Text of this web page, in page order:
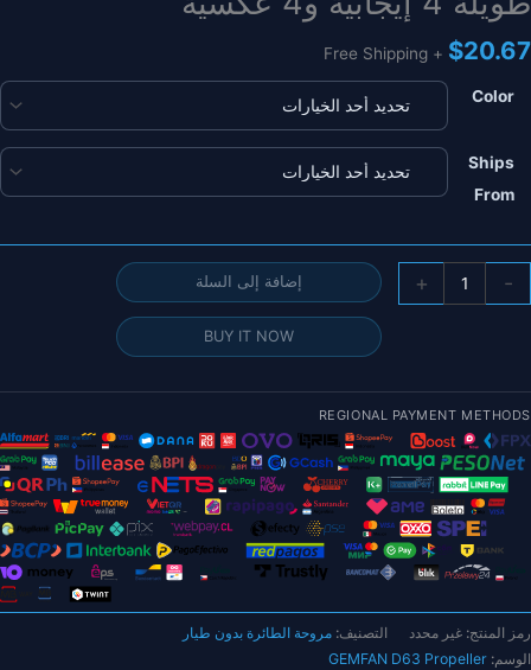
$20.67
+ Free Shipping
Color
Ships
From
-
مروحة
مجاري
الهواء
FPV
مروحة
ثلاثية
الشفرات
عالية
+ إضافة إلى السلة
BUY IT NOW
REGIONAL PAYMENT METHODS
رمز المنتج: غير محدد التصنيف: مروحة الطائرة بدون طيار
الوسم: GEMFAN D63 Propeller